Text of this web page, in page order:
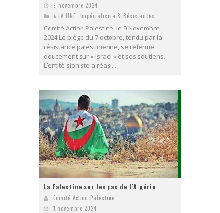
9 novembre 2024
A LA UNE
Impérialisme & Résistances
Comité Action Palestine, le 9 Novembre
2024 Le piège du 7 octobre, tendu par la
résistance palestinienne, se referme
doucement sur « Israël » et ses soutiens.
L’entité sioniste a réagi...
La Palestine sur les pas de l’Algérie
Comité Action Palestine
1 novembre 2024